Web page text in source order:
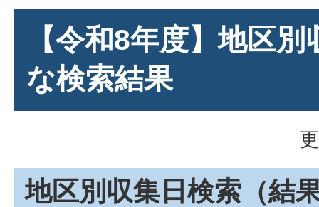
【令和8年度】地区
な検索結果
地区別収集日検索 （結